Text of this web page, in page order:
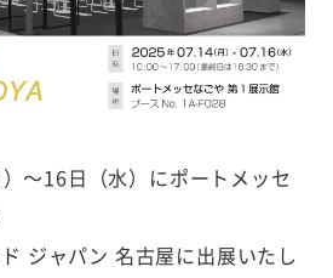
〜16日（水）にポートメッセ
ジャパン 名古屋に出展いたし